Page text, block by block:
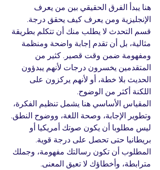
هنا يبدأ الفرق الحقيقي بين من يعرف
الإنجليزية ومن يعرف كيف يحقق درجة.
قسم التحدث لا يطلب منك أن تتكلم بطريقة
مثالية، بل أن تقدم إجابة واضحة ومنظمة
ومفهومة ضمن وقت قصير. كثير من
المتقدمين يخسرون درجات لأنهم يبدؤون
الحديث بلا خطة، أو لأنهم يركزون على
اللكنة أكثر من الوضوح.
المقياس الأساسي هنا يشمل تنظيم الفكرة،
وتطوير الإجابة، وصحة اللغة، ووضوح النطق.
ليس مطلوبا أن يكون صوتك أمريكيا أو
بريطانيا حتى تحصل على درجة قوية.
المطلوب أن تكون رسالتك مفهومة، وجملك
مترابطة، وأخطاؤك لا تعيق المعنى.